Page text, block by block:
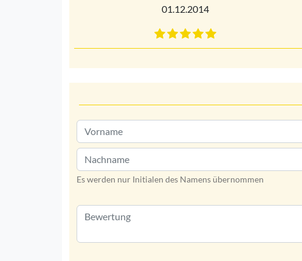
01.12.2014
Es werden nur Initialen des Namens übernommen